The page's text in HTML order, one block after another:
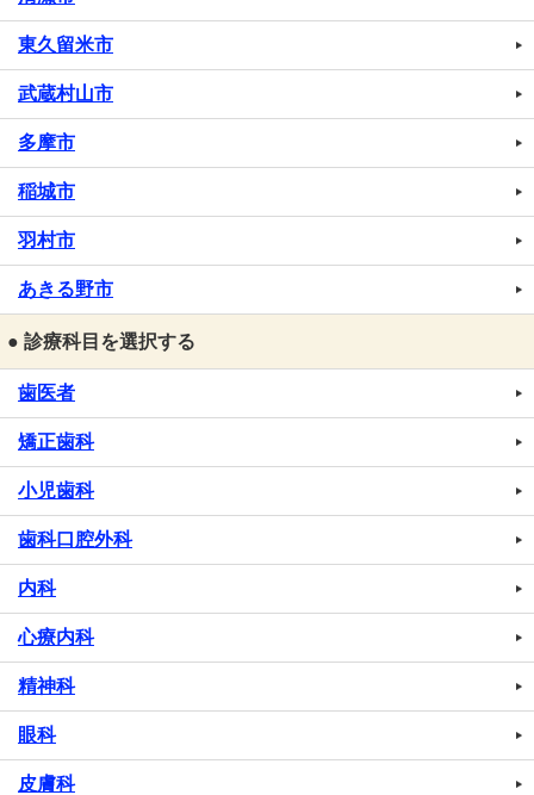
東久留米市
武蔵村山市
多摩市
稲城市
羽村市
あきる野市
● 診療科目を選択する
歯医者
矯正歯科
小児歯科
歯科口腔外科
内科
心療内科
精神科
眼科
皮膚科